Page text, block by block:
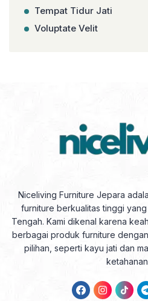
Tempat Tidur Jati
Voluptate Velit
Niceliving Furniture Jepara
furniture berkualitas tinggi
Tengah. Kami dikenal karena
berbagai produk furniture
pilihan, seperti kayu jati dan